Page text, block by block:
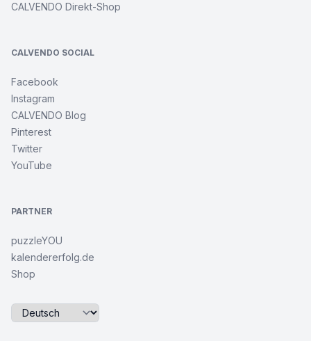
CALVENDO Direkt-Shop
CALVENDO SOCIAL
Facebook
Instagram
CALVENDO Blog
Pinterest
Twitter
YouTube
PARTNER
puzzleYOU
kalendererfolg.de
Shop